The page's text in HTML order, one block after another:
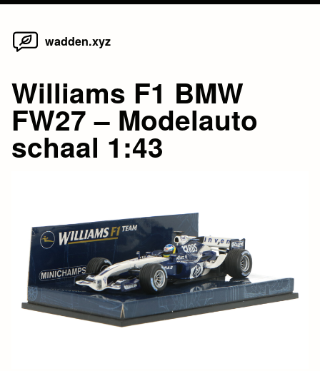
Skip
wadden.xyz
Williams F1 BMW
FW27 – Modelauto
schaal 1:43